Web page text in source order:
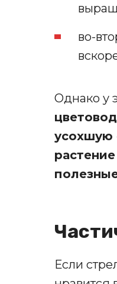
во-
Однако у
усохшую
Если